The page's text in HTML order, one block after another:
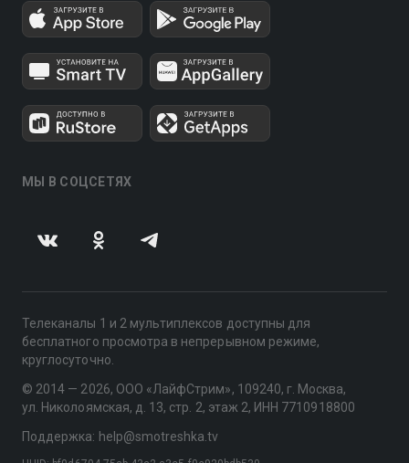
МЫ В СОЦСЕТЯХ
Телеканалы 1 и 2 мультиплексов доступны для
бесплатного просмотра в непрерывном режиме,
круглосуточно.
© 2014 — 2026, ООО «ЛайфСтрим», 109240, г. Москва,
ул. Николоямская, д. 13, стр. 2, этаж 2, ИНН 7710918800
Поддержка: help@smotreshka.tv